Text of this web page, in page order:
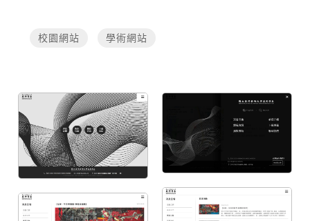
校園網站 學術網站